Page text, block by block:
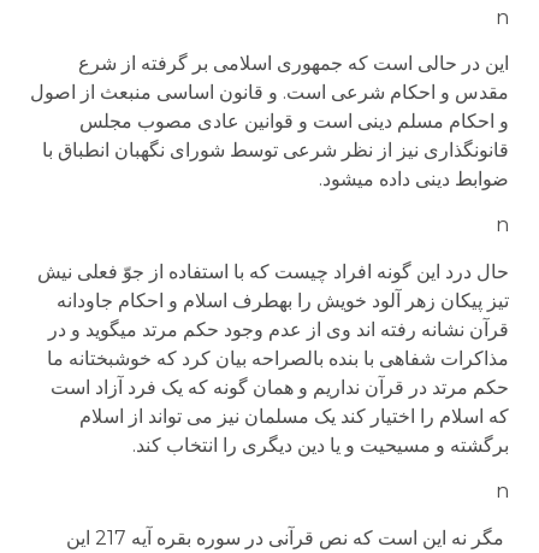
n
این در حالی است که جمهوری اسلامی بر گرفته از شرع
مقدس و احکام شرعی است. و قانون اساسی منبعث از اصول
و احکام مسلم دینی است و قوانین عادی مصوب مجلس
قانونگذاری نیز از نظر شرعی توسط شورای نگهبان انطباق با
ضوابط دینی داده می­شود.
n
حال درد این گونه افراد چیست که با استفاده از جوّ فعلی نیش
تیز پیکان زهر آلود خویش را به­طرف اسلام و احکام جاودانه
قرآن نشانه رفته اند وی از عدم وجود حکم مرتد می­گوید و در
مذاکرات شفاهی با بنده بالصراحه بیان کرد که خوشبختانه ما
حکم مرتد در قرآن نداریم و همان گونه که یک فرد آزاد است
که اسلام را اختیار کند یک مسلمان نیز می تواند از اسلام
برگشته و مسیحیت و یا دین دیگری را انتخاب کند.
n
مگر نه این است که نص قرآنی در سوره بقره آیه 217 این